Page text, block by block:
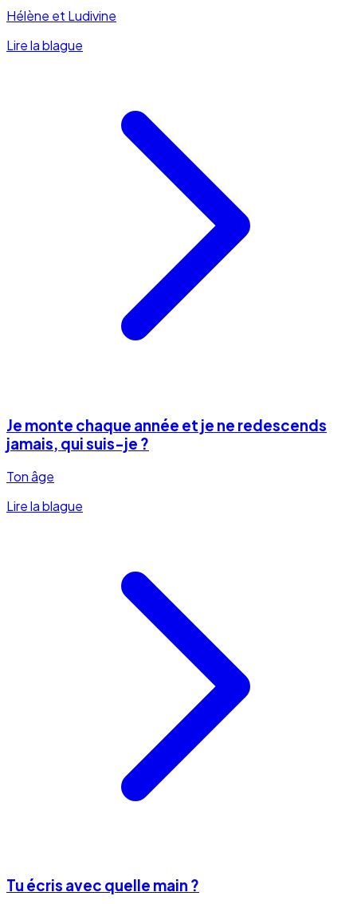
Hélène et Ludivine
Lire la blague
Je monte chaque année et je ne redescends
jamais, qui suis-je ?
Ton âge
Lire la blague
Tu écris avec quelle main ?